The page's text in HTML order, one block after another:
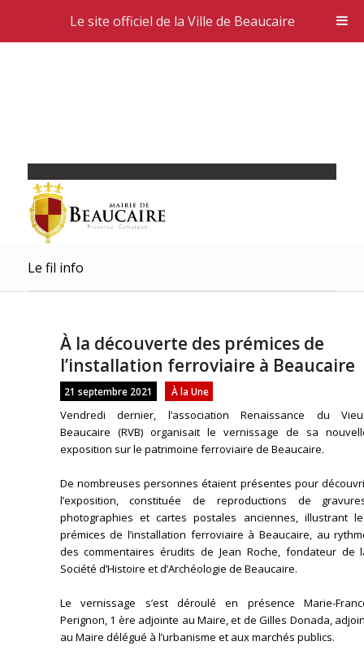
Le fil info
À la découverte des prémices de
l’installation ferroviaire à Beaucaire
21 septembre 2021 À la Une
Vendredi dernier, l’association Renaissance du
Beaucaire (RVB) organisait le vernissage de sa
exposition sur le patrimoine ferroviaire de Beaucaire.
De nombreuses personnes étaient présentes pour
l’exposition, constituée de reproductions de
photographies et cartes postales anciennes, illustrant
prémices de l’installation ferroviaire à Beaucaire, au
des commentaires érudits de Jean Roche, fondateur de
Société d’Histoire et d’Archéologie de Beaucaire.
Le vernissage s’est déroulé en présence Marie-
Perignon, 1 ère adjointe au Maire, et de Gilles Donada,
au Maire délégué à l’urbanisme et aux marchés publics.
Le site officiel de la Ville de Beaucaire